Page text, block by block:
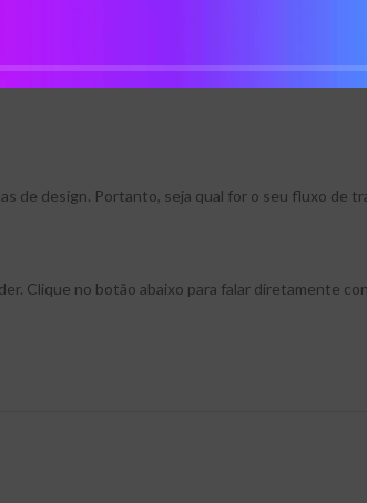
de design. Portanto, seja qual for o seu fluxo de
Clique no botão abaixo para falar diretamente